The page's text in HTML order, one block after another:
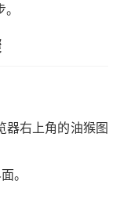
器右上角的油猴图
。